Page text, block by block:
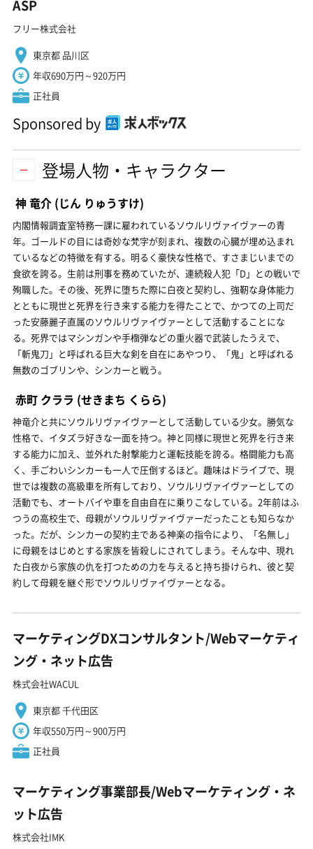
ASP
フリー株式会社
東京都 品川区
年収690万円～920万円
正社員
Sponsored by
登場人物・キャラクター
神 竜介 (じん りゅうすけ)
内閣情報調査室特務一課に雇われているソウルリヴァイヴァーの青
年。ゴールドの目には奇妙な梵字が刻まれ、複数の心臓が埋め込まれ
ているなどの特徴を有する。明るく豪快な性格で、すさまじいまでの
食欲を誇る。生前は刑事を務めていたが、連続殺人犯「D」との戦いで
殉職した。その後、死界に堕ちた際に白夜と契約し、強靭な身体能力
とともに現世と死界を行き来する能力を得たことで、かつての上司だ
った安藤麗子直属のソウルリヴァイヴァーとして活動することにな
る。死界ではマシンガンや手榴弾などの重火器で武装したうえで、
「斬鬼刀」と呼ばれる巨大な剣を自在にあやつり、「鬼」と呼ばれる
無数のゴブリンや、シンカーと戦う。
赤町 クララ (せきまち くらら)
神竜介と共にソウルリヴァイヴァーとして活動している少女。勝気な
性格で、イタズラ好きな一面を持つ。神と同様に現世と死界を行き来
する能力に加え、並外れた射撃能力と運転技能を誇る。格闘能力も高
く、手ごわいシンカーも一人で圧倒するほど。趣味はドライブで、現
世では複数の高級車を所有しており、ソウルリヴァイヴァーとしての
活動でも、オートバイや車を自由自在に乗りこなしている。2年前はふ
つうの高校生で、母親がソウルリヴァイヴァーだったことも知らなか
った。だが、シンカーの契約主である神楽の指令により、「名無し」
に母親をはじめとする家族を皆殺しにされてしまう。そんな中、現れ
た白夜から家族の仇を打つための力を与えると持ち掛けられ、彼と契
約して母親を継ぐ形でソウルリヴァイヴァーとなる。
マーケティングDXコンサルタント/Webマーケティ
ング・ネット広告
株式会社WACUL
東京都 千代田区
年収550万円～900万円
正社員
マーケティング事業部長/Webマーケティング・ネ
ット広告
株式会社IMK